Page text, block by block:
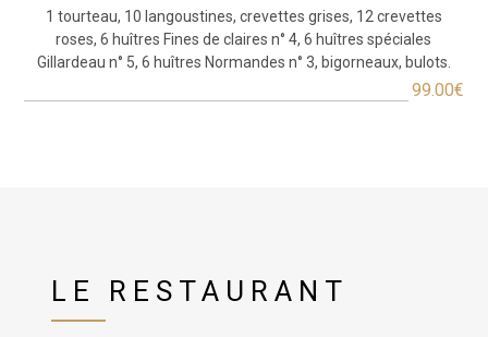
1 tourteau, 10 langoustines, crevettes grises, 12 crevettes
roses, 6 huîtres Fines de claires n° 4, 6 huîtres spéciales
Gillardeau n° 5, 6 huîtres Normandes n° 3, bigorneaux, bulots.
99.00€
LE RESTAURANT